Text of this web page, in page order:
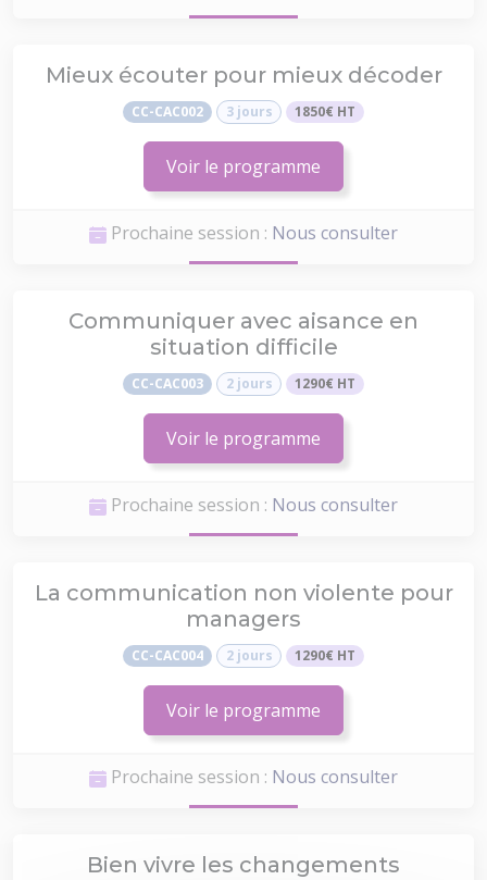
Mieux écouter pour mieux décoder
CC-CAC002 3 jours 1850€ HT
Voir le programme
Prochaine session : Nous consulter
Communiquer avec aisance en
situation difficile
CC-CAC003 2 jours 1290€ HT
Voir le programme
Prochaine session : Nous consulter
La communication non violente pour
managers
CC-CAC004 2 jours 1290€ HT
Voir le programme
Prochaine session : Nous consulter
Bien vivre les changements